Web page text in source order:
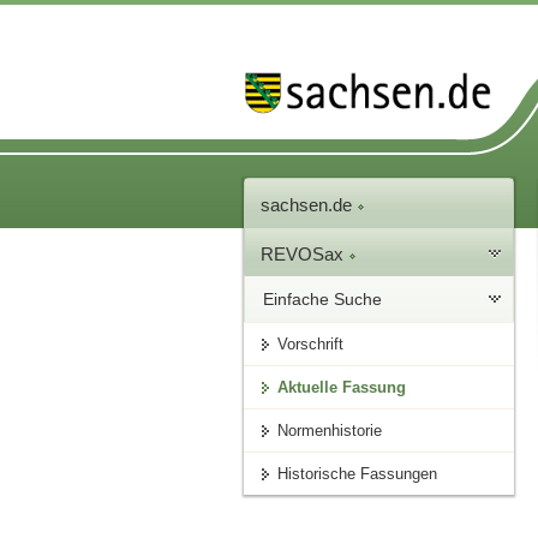
sachsen.de
REVOSax
Einfache Suche
Vorschrift
Aktuelle Fassung
Normenhistorie
Historische Fassungen